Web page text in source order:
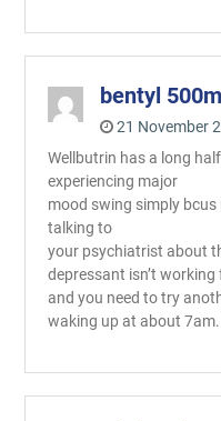
bentyl
21 November
Wellbutrin has a long
experiencing major
mood swing simply bcus
talking to
your psychiatrist about
depressant isn’t working
and you need to try
waking up at about 7am.